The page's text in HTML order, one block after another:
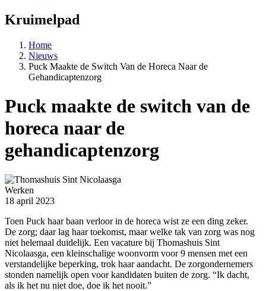
Kruimelpad
Home
Nieuws
Puck Maakte de Switch Van de Horeca Naar de
Gehandicaptenzorg
Puck maakte de switch van de
horeca naar de
gehandicaptenzorg
Werken
18 april 2023
Toen Puck haar baan verloor in de horeca wist ze een ding zeker.
De zorg; daar lag haar toekomst, maar welke tak van zorg was nog
niet helemaal duidelijk. Een vacature bij Thomashuis Sint
Nicolaasga, een kleinschalige woonvorm voor 9 mensen met een
verstandelijke beperking, trok haar aandacht. De zorgondernemers
stonden namelijk open voor kandidaten buiten de zorg. “Ik dacht,
als ik het nu niet doe, doe ik het nooit.”